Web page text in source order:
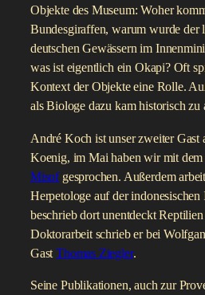
Objekte des Museum: Woher
Bundesgiraffen, warum wurde der
deutschen Gewässern im
was ist eigentlich ein Okapi? Oft
Kontext der Objekte eine Rolle.
als Biologe dazu kam historisch zu
André Koch ist unser zweiter Gast
Koenig, im Mai haben wir mit
Misofgesprochen. Außerdem
Herpetologe auf der indonesischen
beschrieb dort unentdeckt
Doktorarbeit schrieb er bei
GastThomas Ziegler.
Seine Publikationen, auch zur